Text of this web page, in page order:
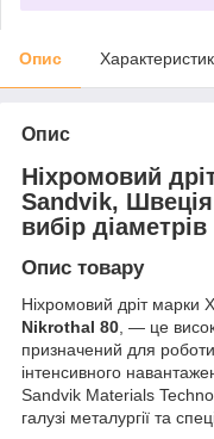
Опис
Опис
Ніхромовий
Sandvik,
вибір діаметрів
Опис товару
Ніхромовий дріт марки
Nikrothal 80, — це
призначений для
інтенсивного
Sandvik Materials
галузі металургії та